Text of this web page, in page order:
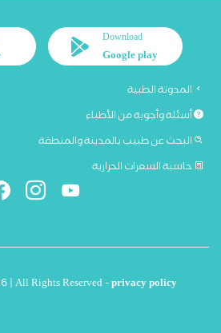
Download
Google play
المدونة الطبية
أسئلة وأجوبة من الأطباء
البحث عن طبيب بالمدينة والمنطقة
حاسبة السعرات الحرارية
| All Rights Reserved -privacy policy